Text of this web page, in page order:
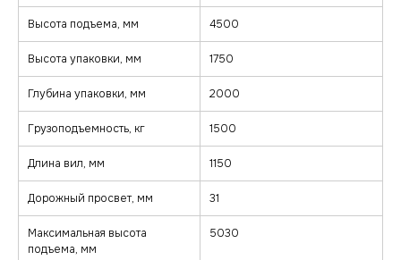
Высота подъема, мм 4500
Высота упаковки, мм 1750
Глубина упаковки, мм 2000
Грузоподъемность, кг 1500
Длина вил, мм 1150
Дорожный просвет, мм 31
Максимальная высота
подъема, мм
5030